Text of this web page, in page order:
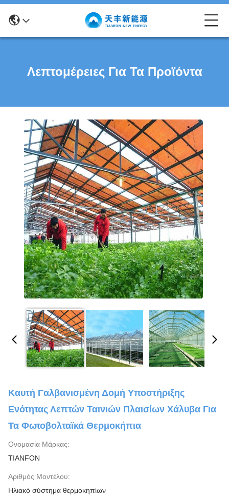
Λεπτομέρειες Για Τα Προϊόντα
Καυτή Γαλβανισμένη Δομή Υποστήριξης
Ενότητας Λεπτών Ταινιών Πλαισίων Χάλυβα Για
Τα Φωτοβολταϊκά Θερμοκήπια
Ονομασία Μάρκας:
TIANFON
Αριθμός Μοντέλου:
Ηλιακό σύστημα θερμοκηπίων